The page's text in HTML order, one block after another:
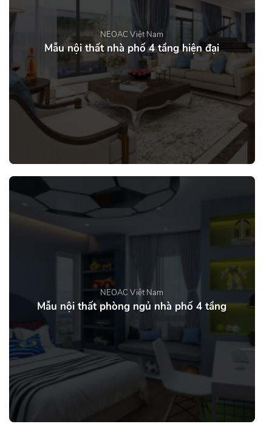
NEOAC Việt Nam
Mẫu nội thất nhà phố 4 tầng hiện đại
NEOAC Việt Nam
Mẫu nội thất phòng ngủ nhà phố 4 tầng